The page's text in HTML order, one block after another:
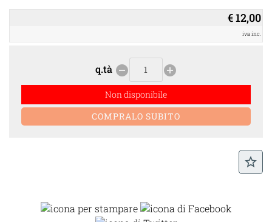
€ 12,00
iva inc.
q.tà remove_circle add_circle
Non disponibile
star_border